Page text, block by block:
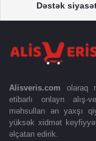
Dəstək
Alisveris.com olaraq
etibarlı onlayn alış-
məhsulları ən yaxşı
yüksək xidmət
əlçatan edirik.